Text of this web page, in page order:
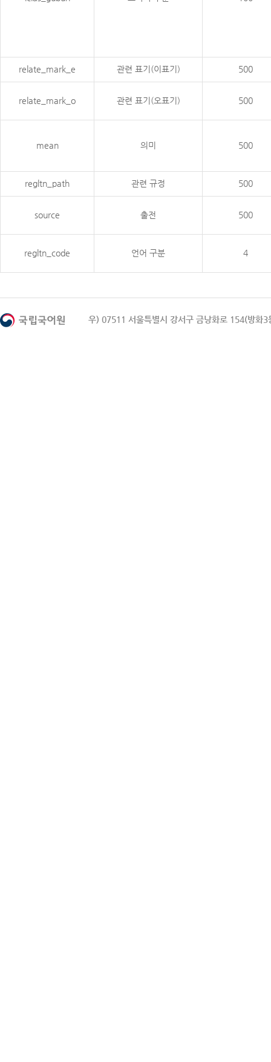
relate_mark_e 관련 표기(이표기) 500
relate_mark_o 관련 표기(오표기) 500
mean 의미 500
regltn_path 관련 규정 500
source 출전 500
regltn_code 언어 구분 4
우) 07511 서울특별시 강서구 금낭화로 154(방화3